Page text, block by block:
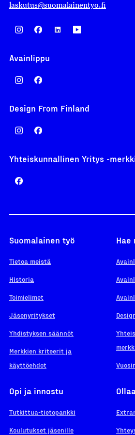
laskutus@suomalainentyo.fi
Avainlippu
Design From Finland
Yhteiskunnallinen Yritys -
Suomalainen työ
Tietoa meistä
Historia
Toimielimet
Jäsenyritykset
Yhdistyksen säännöt
Merkkien kriteerit ja
käyttöehdot
Hae
Opi ja innostu
Tutkittua-tietopankki
Koulutukset jäsenille